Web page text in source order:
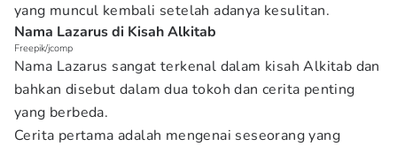
yang muncul kembali setelah adanya kesulitan.
Nama Lazarus di Kisah Alkitab
Freepik/jcomp
Nama Lazarus sangat terkenal dalam kisah Alkitab dan
bahkan disebut dalam dua tokoh dan cerita penting
yang berbeda.
Cerita pertama adalah mengenai seseorang yang